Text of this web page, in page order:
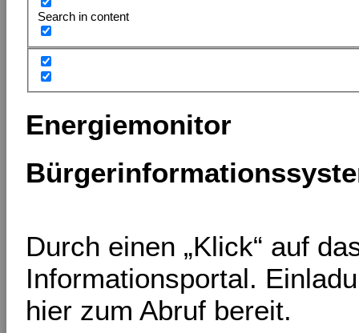
Search in content
Energiemonitor
Durch einen „Klick“ auf
Informationsportal.
hier zum Abruf bereit.